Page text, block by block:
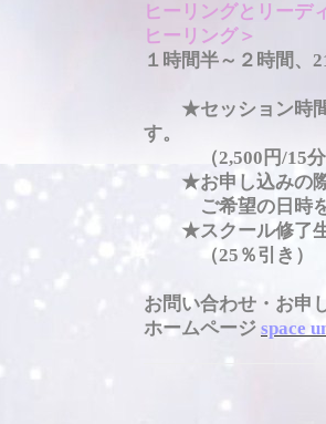
ヒーリングとリー
ヒーリング＞
１時間半～２時間、
★セッション時間
す。
（2,500円/15分
★お申し込みの際
ご希望の日時を
★スクール修了生
（25％引き）
お問い合わせ・お申
ホームページ space